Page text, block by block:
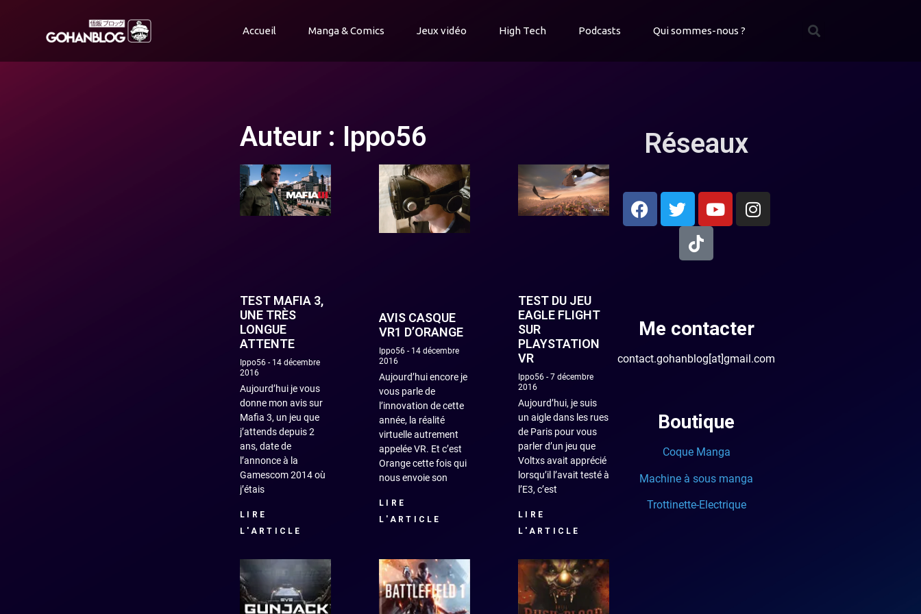
Accueil Manga & Comics Jeux vidéo High Tech Podcasts Qui sommes-nous ?
Auteur : Ippo56
TEST MAFIA 3,
UNE TRÈS
LONGUE
ATTENTE
Ippo56
14 décembre
2016
Aujourd’hui je vous
donne mon avis sur
Mafia 3, un jeu que
j’attends depuis 2
ans, date de
l’annonce à la
Gamescom 2014 où
j’étais
LIRE
L'ARTICLE
AVIS CASQUE
VR1 D’ORANGE
Ippo56 14 décembre
2016
Aujourd’hui encore je
vous parle de
l’innovation de cette
année, la réalité
virtuelle autrement
appelée VR. Et c’est
Orange cette fois qui
nous envoie son
LIRE
L'ARTICLE
TEST DU JEU
EAGLE FLIGHT
SUR
PLAYSTATION
VR
Ippo56 7 décembre
2016
Aujourd’hui, je suis
un aigle dans les rues
de Paris pour vous
parler d’un jeu que
Voltxs avait apprécié
lorsqu’il l’avait testé à
l’E3, c’est
LIRE
L'ARTICLE
Réseaux
Me contacter
contact.gohanblog[at]gmail.com
Boutique
Coque Manga
Machine à sous manga
Trottinette-Electrique